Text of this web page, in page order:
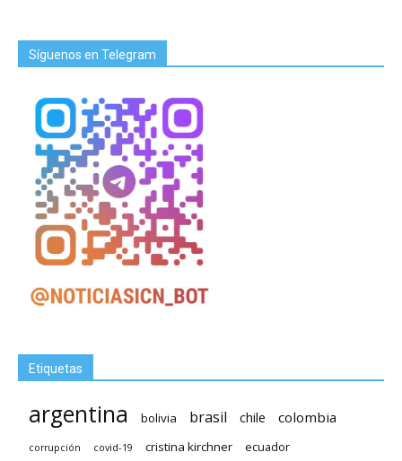
Síguenos en Telegram
Etiquetas
argentina bolivia brasil chile colombia
corrupción covid-19 cristina kirchner ecuador